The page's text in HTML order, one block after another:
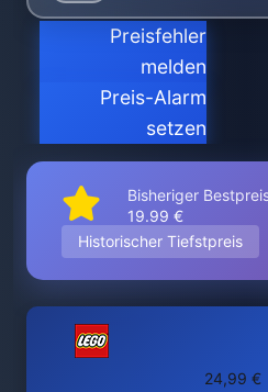
Preisfehler
melden
Preis-Alarm
setzen
Bisheriger
19.99 €
Historischer Tiefstpreis
24,99 €